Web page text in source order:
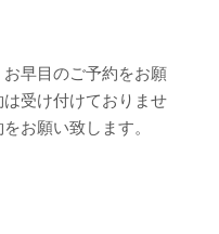
早目のご予約をお願
受け付けておりませ
お願い致します。